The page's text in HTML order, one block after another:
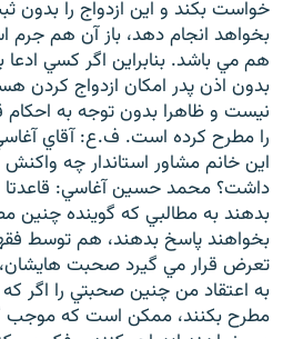
خواست بکند و اين ازدواج را بدون
بخواهد انجام دهد، باز آن هم
هم مي باشد. بنابراين اگر کسي ادعا
بدون اذن پدر امکان ازدواج کردن
نيست و ظاهرا بدون توجه به
را مطرح کرده است. ف.ع: آقاي
اين خانم مشاور استاندار چه
داشت؟ محمد حسين آغاسي: قاعدتا
بدهند به مطالبي که گوينده چنين
بخواهند پاسخ بدهند، هم توسط
تعرض قرار مي گيرد صحبت
به اعتقاد من چنين صحبتي را اگر
مطرح بکنند، ممکن است که موجب